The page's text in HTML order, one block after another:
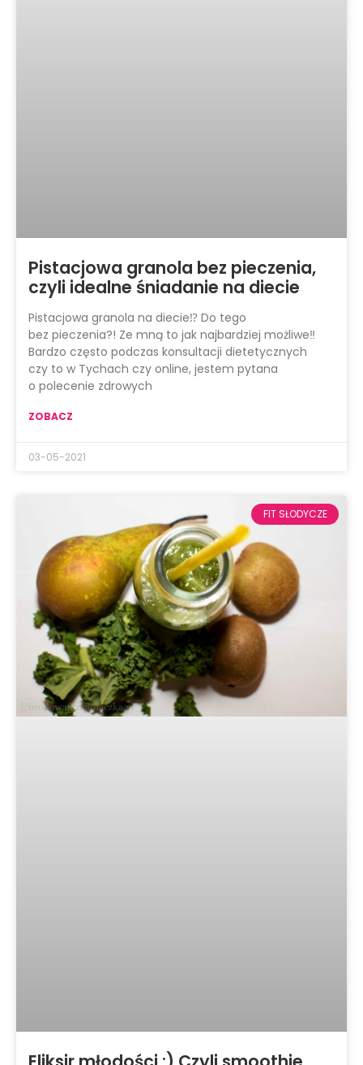
Pistacjowa granola bez pieczenia,
czyli idealne śniadanie na diecie
Pistacjowa granola na diecie⁉ Do tego
bez pieczenia?! Ze mną to jak najbardziej możliwe‼
Bardzo często podczas konsultacji dietetycznych
czy to w Tychach czy online, jestem pytana
o polecenie zdrowych
ZOBACZ
03-05-2021
FIT SŁODYCZE